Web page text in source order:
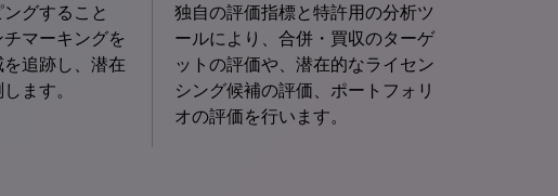
グすること
マーキングを
追跡し、潜在
ます。
独自の評価指標と特許用の分析ツ
ールにより、合併・買収のターゲ
ットの評価や、潜在的なライセン
シング候補の評価、ポートフォリ
オの評価を行います。